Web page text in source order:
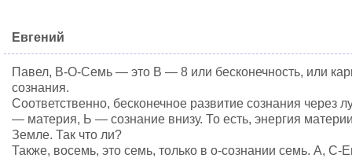
Евгений
Павел, В-О-Семь — это В — 8 или бесконечность, или
сознания.
Соответственно, бесконечное развитие сознания
— материя, Ь — сознание внизу. То есть, энергия
Земле. Так что ли?
Также, восемь, это семь, только в о-сознании семь. А, С-